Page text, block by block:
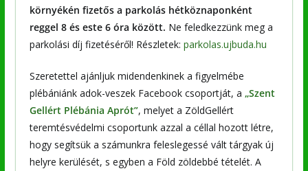
környékén fizetős a parkolás hétköznaponként
reggel 8 és este 6 óra között. Ne feledkezzünk meg a
parkolási díj fizetéséről! Részletek: parkolas.ujbuda.hu
Szeretettel ajánljuk midendenkinek a figyelmébe
plébániánk adok-veszek Facebook csoportját, a „Szent
Gellért Plébánia Aprót”, melyet a ZöldGellért
teremtésvédelmi csoportunk azzal a céllal hozott létre,
hogy segítsük a számunkra feleslegessé vált tárgyak új
helyre kerülését, s egyben a Föld zöldebbé tételét. A